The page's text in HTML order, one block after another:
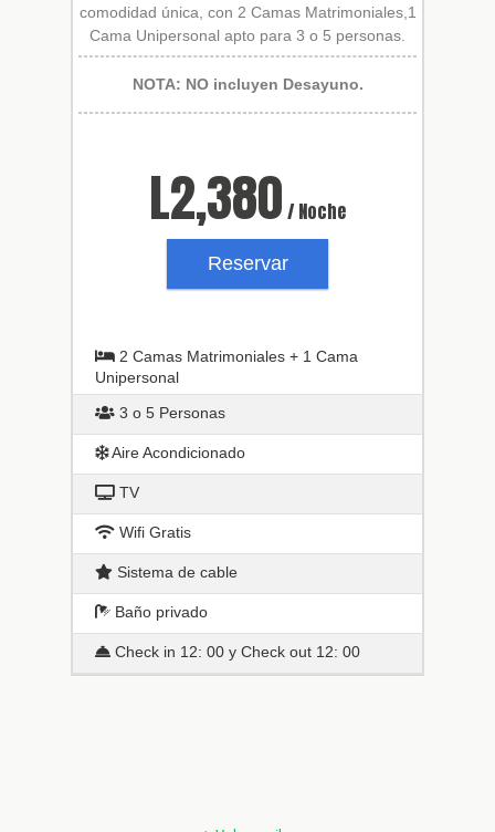
comodidad única, con 2 Camas Matrimoniales,1
Cama Unipersonal apto para 3 o 5 personas.
NOTA: NO incluyen Desayuno.
L2,380 / Noche
Reservar
2 Camas Matrimoniales + 1 Cama
Unipersonal
3 o 5 Personas
Aire Acondicionado
TV
Wifi Gratis
Sistema de cable
Baño privado
Check in 12: 00 y Check out 12: 00